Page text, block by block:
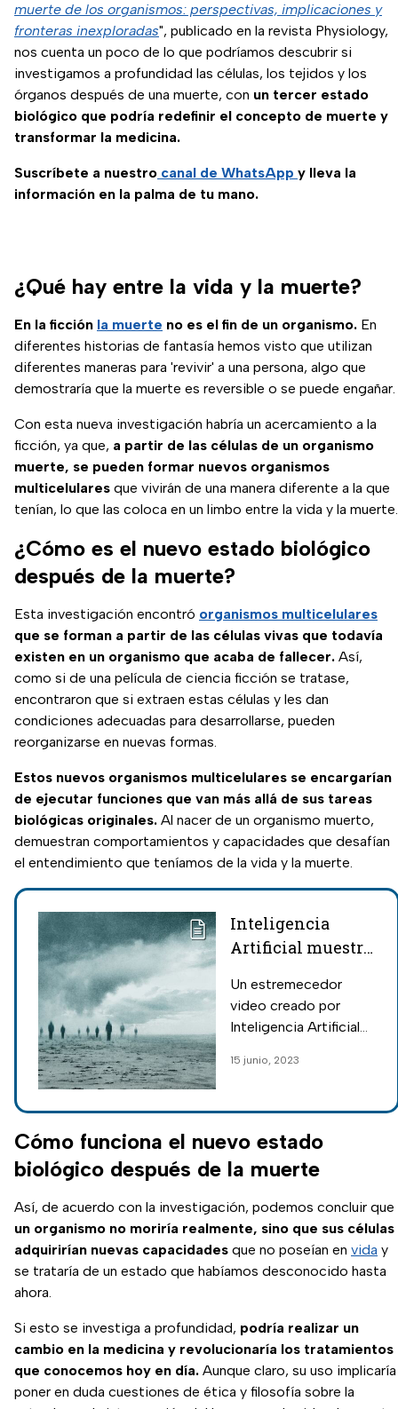
muerte de los organismos: perspectivas, implicaciones y
fronteras inexploradas", publicado en la revista Physiology,
nos cuenta un poco de lo que podríamos descubrir si
investigamos a profundidad las células, los tejidos y los
órganos después de una muerte, con un tercer estado
biológico que podría redefinir el concepto de muerte y
transformar la medicina.
Suscríbete a nuestro canal de WhatsApp y lleva la
información en la palma de tu mano.
¿Qué hay entre la vida y la muerte?
En la ficción la muerte no es el fin de un organismo. En
diferentes historias de fantasía hemos visto que utilizan
diferentes maneras para 'revivir' a una persona, algo que
demostraría que la muerte es reversible o se puede engañar.
Con esta nueva investigación habría un acercamiento a la
ficción, ya que, a partir de las células de un organismo
muerte, se pueden formar nuevos organismos
multicelulares que vivirán de una manera diferente a la que
tenían, lo que las coloca en un limbo entre la vida y la muerte.
¿Cómo es el nuevo estado biológico
después de la muerte?
Esta investigación encontró organismos multicelulares
que se forman a partir de las células vivas que todavía
existen en un organismo que acaba de fallecer. Así,
como si de una película de ciencia ficción se tratase,
encontraron que si extraen estas células y les dan
condiciones adecuadas para desarrollarse, pueden
reorganizarse en nuevas formas.
Estos nuevos organismos multicelulares se encargarían
de ejecutar funciones que van más allá de sus tareas
biológicas originales. Al nacer de un organismo muerto,
demuestran comportamientos y capacidades que desafían
el entendimiento que teníamos de la vida y la muerte.
Inteligencia
Artificial muestra
de la muerte con
video del limbo
Un estremecedor
video creado por
Inteligencia Artificial
después de la muerte
conocido como el
15 junio, 2023
Cómo funciona el nuevo estado
biológico después de la muerte
Así, de acuerdo con la investigación, podemos concluir que
un organismo no moriría realmente, sino que sus células
adquirirían nuevas capacidades que no poseían en vida y
se trataría de un estado que habíamos desconocido hasta
ahora.
Si esto se investiga a profundidad, podría realizar un
cambio en la medicina y revolucionaría los tratamientos
que conocemos hoy en día. Aunque claro, su uso implicaría
poner en duda cuestiones de ética y filosofía sobre la